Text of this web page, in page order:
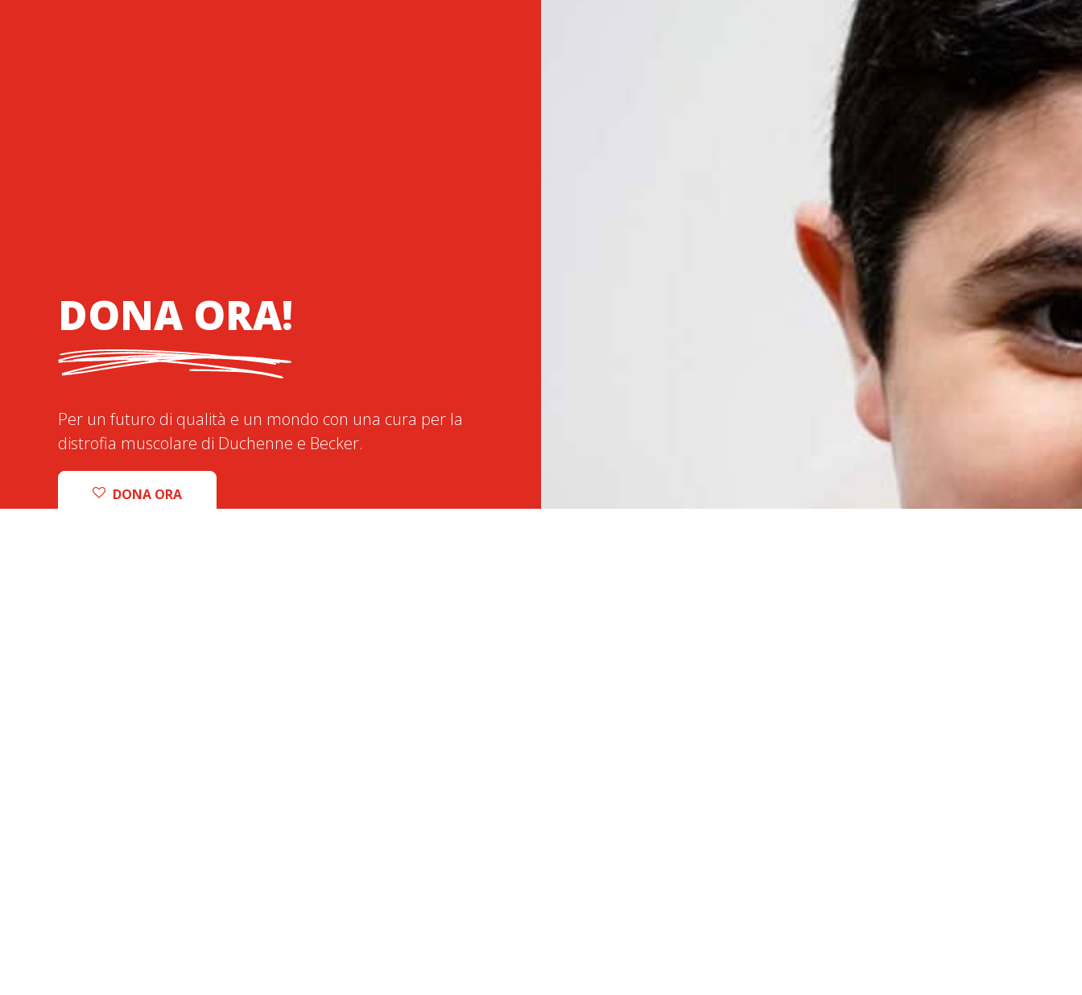
DONA ORA!
Per un futuro di qualità e un mondo con una cura per la
distrofia muscolare di Duchenne e Becker.
DONA ORA